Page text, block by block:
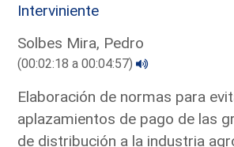
Interviniente
Solbes Mira, Pedro
(00:02:18 a 00:04:57)
Elaboración de normas para
aplazamientos de pago de las
de distribución a la industria